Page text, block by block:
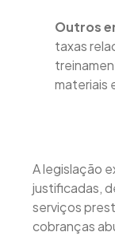
Outros
taxas
materiais
A legislação
justificadas,
serviços
cobranças